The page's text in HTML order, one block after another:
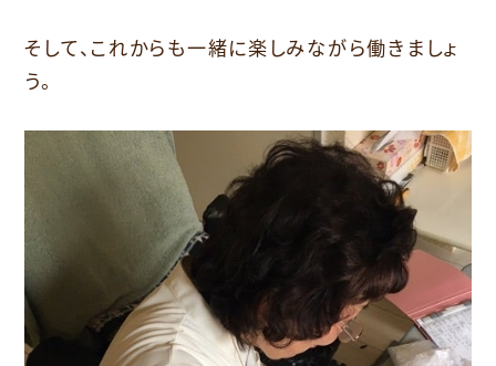
そして、これからも一緒に楽しみながら働きましょ
う。